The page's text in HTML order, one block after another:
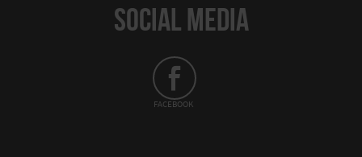
SOCIAL MEDIA
FACEBOOK